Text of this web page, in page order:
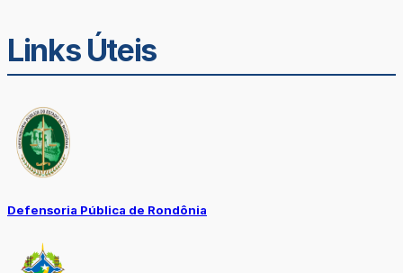
Links Úteis
Defensoria Pública de Rondônia